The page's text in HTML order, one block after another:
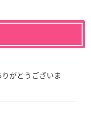
がとうございま